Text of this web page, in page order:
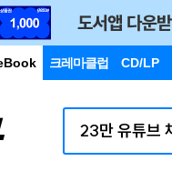
크레마클럽 CD/LP